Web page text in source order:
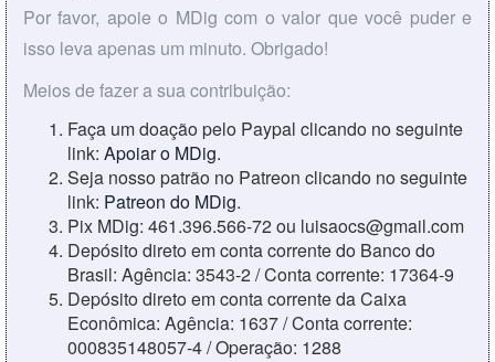
Por favor, apoie o MDig com o valor que você puder e
isso leva apenas um minuto. Obrigado!
Meios de fazer a sua contribuição:
Faça um doação pelo Paypal clicando no seguinte
link: Apoiar o MDig.
Seja nosso patrão no Patreon clicando no seguinte
link: Patreon do MDig.
Pix MDig: 461.396.566-72 ou luisaocs@gmail.com
Depósito direto em conta corrente do Banco do
Brasil: Agência: 3543-2 / Conta corrente: 17364-9
Depósito direto em conta corrente da Caixa
Econômica: Agência: 1637 / Conta corrente:
000835148057-4 / Operação: 1288